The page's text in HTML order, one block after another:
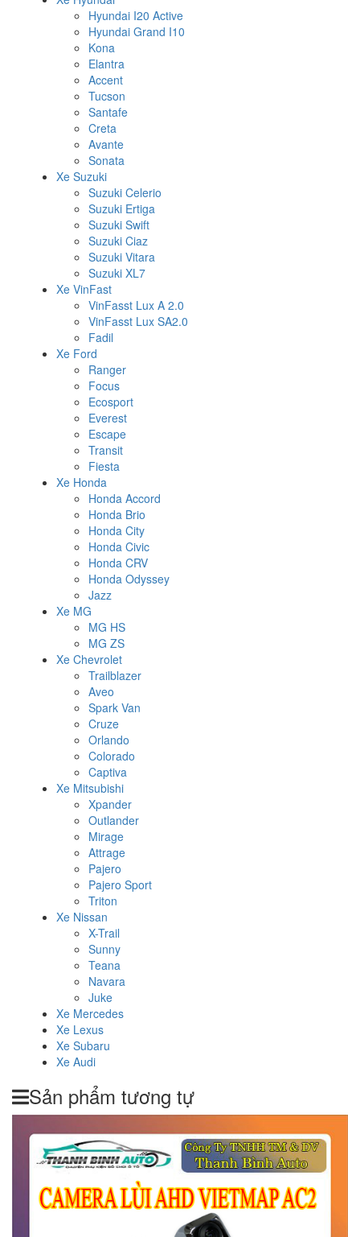
Hyundai I20 Active
Hyundai Grand I10
Kona
Elantra
Accent
Tucson
Santafe
Creta
Avante
Sonata
Xe Suzuki
Suzuki Celerio
Suzuki Ertiga
Suzuki Swift
Suzuki Ciaz
Suzuki Vitara
Suzuki XL7
Xe VinFast
VinFasst Lux A 2.0
VinFasst Lux SA2.0
Fadil
Xe Ford
Ranger
Focus
Ecosport
Everest
Escape
Transit
Fiesta
Xe Honda
Honda Accord
Honda Brio
Honda City
Honda Civic
Honda CRV
Honda Odyssey
Jazz
Xe MG
MG HS
MG ZS
Xe Chevrolet
Trailblazer
Aveo
Spark Van
Cruze
Orlando
Colorado
Captiva
Xe Mitsubishi
Xpander
Outlander
Mirage
Attrage
Pajero
Pajero Sport
Triton
Xe Nissan
X-Trail
Sunny
Teana
Navara
Juke
Xe Mercedes
Xe Lexus
Xe Subaru
Xe Audi
Sản phẩm tương tự